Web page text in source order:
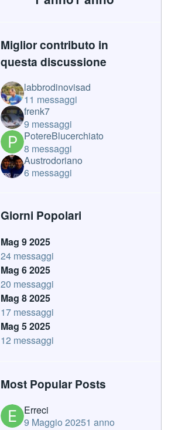
Miglior contributo in
questa discussione
labbrodinovisad
11 messaggi
frenk7
9 messaggi
PotereBlucerchiato
8 messaggi
Austrodoriano
6 messaggi
Giorni Popolari
Mag 9 2025
24 messaggi
Mag 6 2025
20 messaggi
Mag 8 2025
17 messaggi
Mag 5 2025
12 messaggi
Most Popular Posts
Erreci
9 Maggio 20251 anno